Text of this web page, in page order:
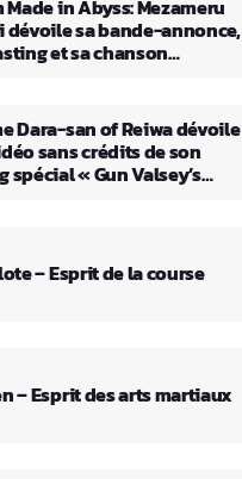
Made in Abyss: Mezameru
dévoile sa bande-annonce,
et sa chanson
Dara-san of Reiwa dévoile
sans crédits de son
spécial « Gun Valsey’s
– Esprit de la course
– Esprit des arts martiaux